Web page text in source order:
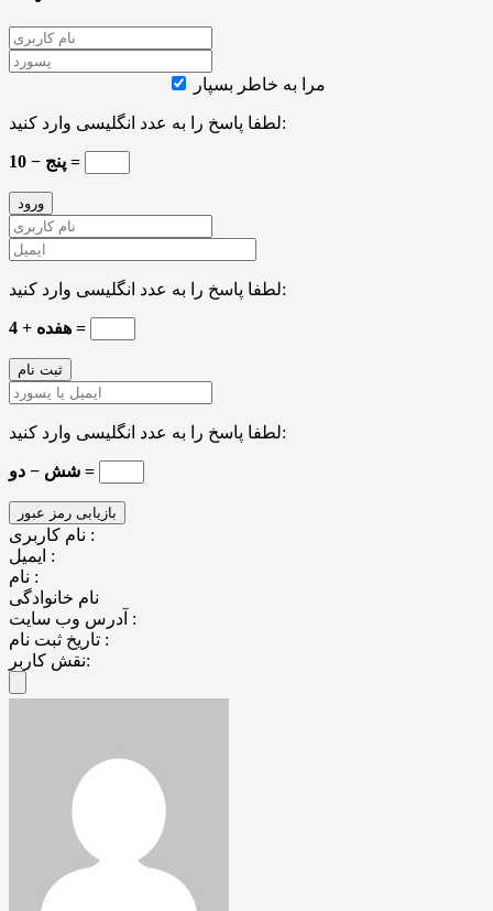
مرا به خاطر بسپار
لطفا پاسخ را به عدد انگلیسی وارد کنید:
10 − پنج =
لطفا پاسخ را به عدد انگلیسی وارد کنید:
4 + هفده =
لطفا پاسخ را به عدد انگلیسی وارد کنید:
شش − دو =
نام کاربری :
ایمیل :
نام :
نام خانوادگی
آدرس وب سایت :
تاریخ ثبت نام :
نقش کاربر: